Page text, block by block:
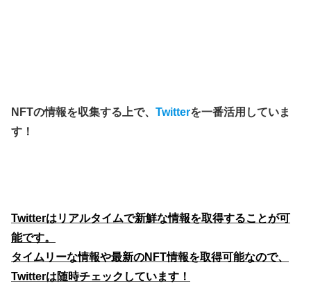
NFTの情報を収集する上で、 Twitterを一番活用していま
す！
Twitterはリアルタイムで新鮮な情報を取得することが可
能です。
タイムリーな情報や最新のNFT情報を取得可能なので、
Twitterは随時チェックしています！